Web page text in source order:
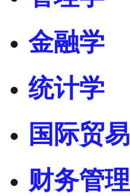
金融学
统计学
国际贸易
财务管理